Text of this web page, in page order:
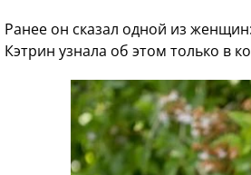
Ранее он сказал одной из
Кэтрин узнала об этом только в